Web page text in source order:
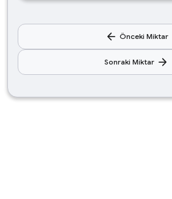
arrow_back Önceki Miktar
Sonraki Miktar arrow_forward